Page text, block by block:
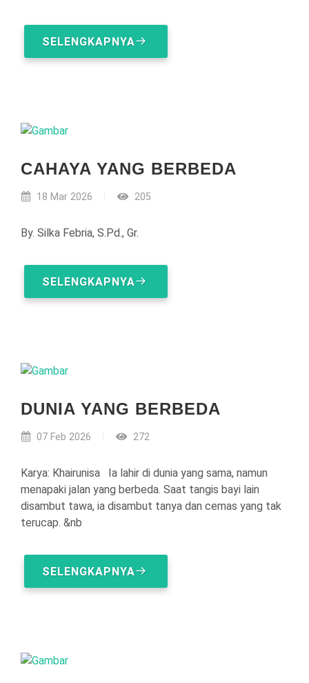
SELENGKAPNYA
CAHAYA YANG BERBEDA
18 Mar 2026 205
By. Silka Febria, S.Pd., Gr.
SELENGKAPNYA
DUNIA YANG BERBEDA
07 Feb 2026 272
Karya: Khairunisa Ia lahir di dunia yang sama, namun
menapaki jalan yang berbeda. Saat tangis bayi lain
disambut tawa, ia disambut tanya dan cemas yang tak
terucap. &nb
SELENGKAPNYA